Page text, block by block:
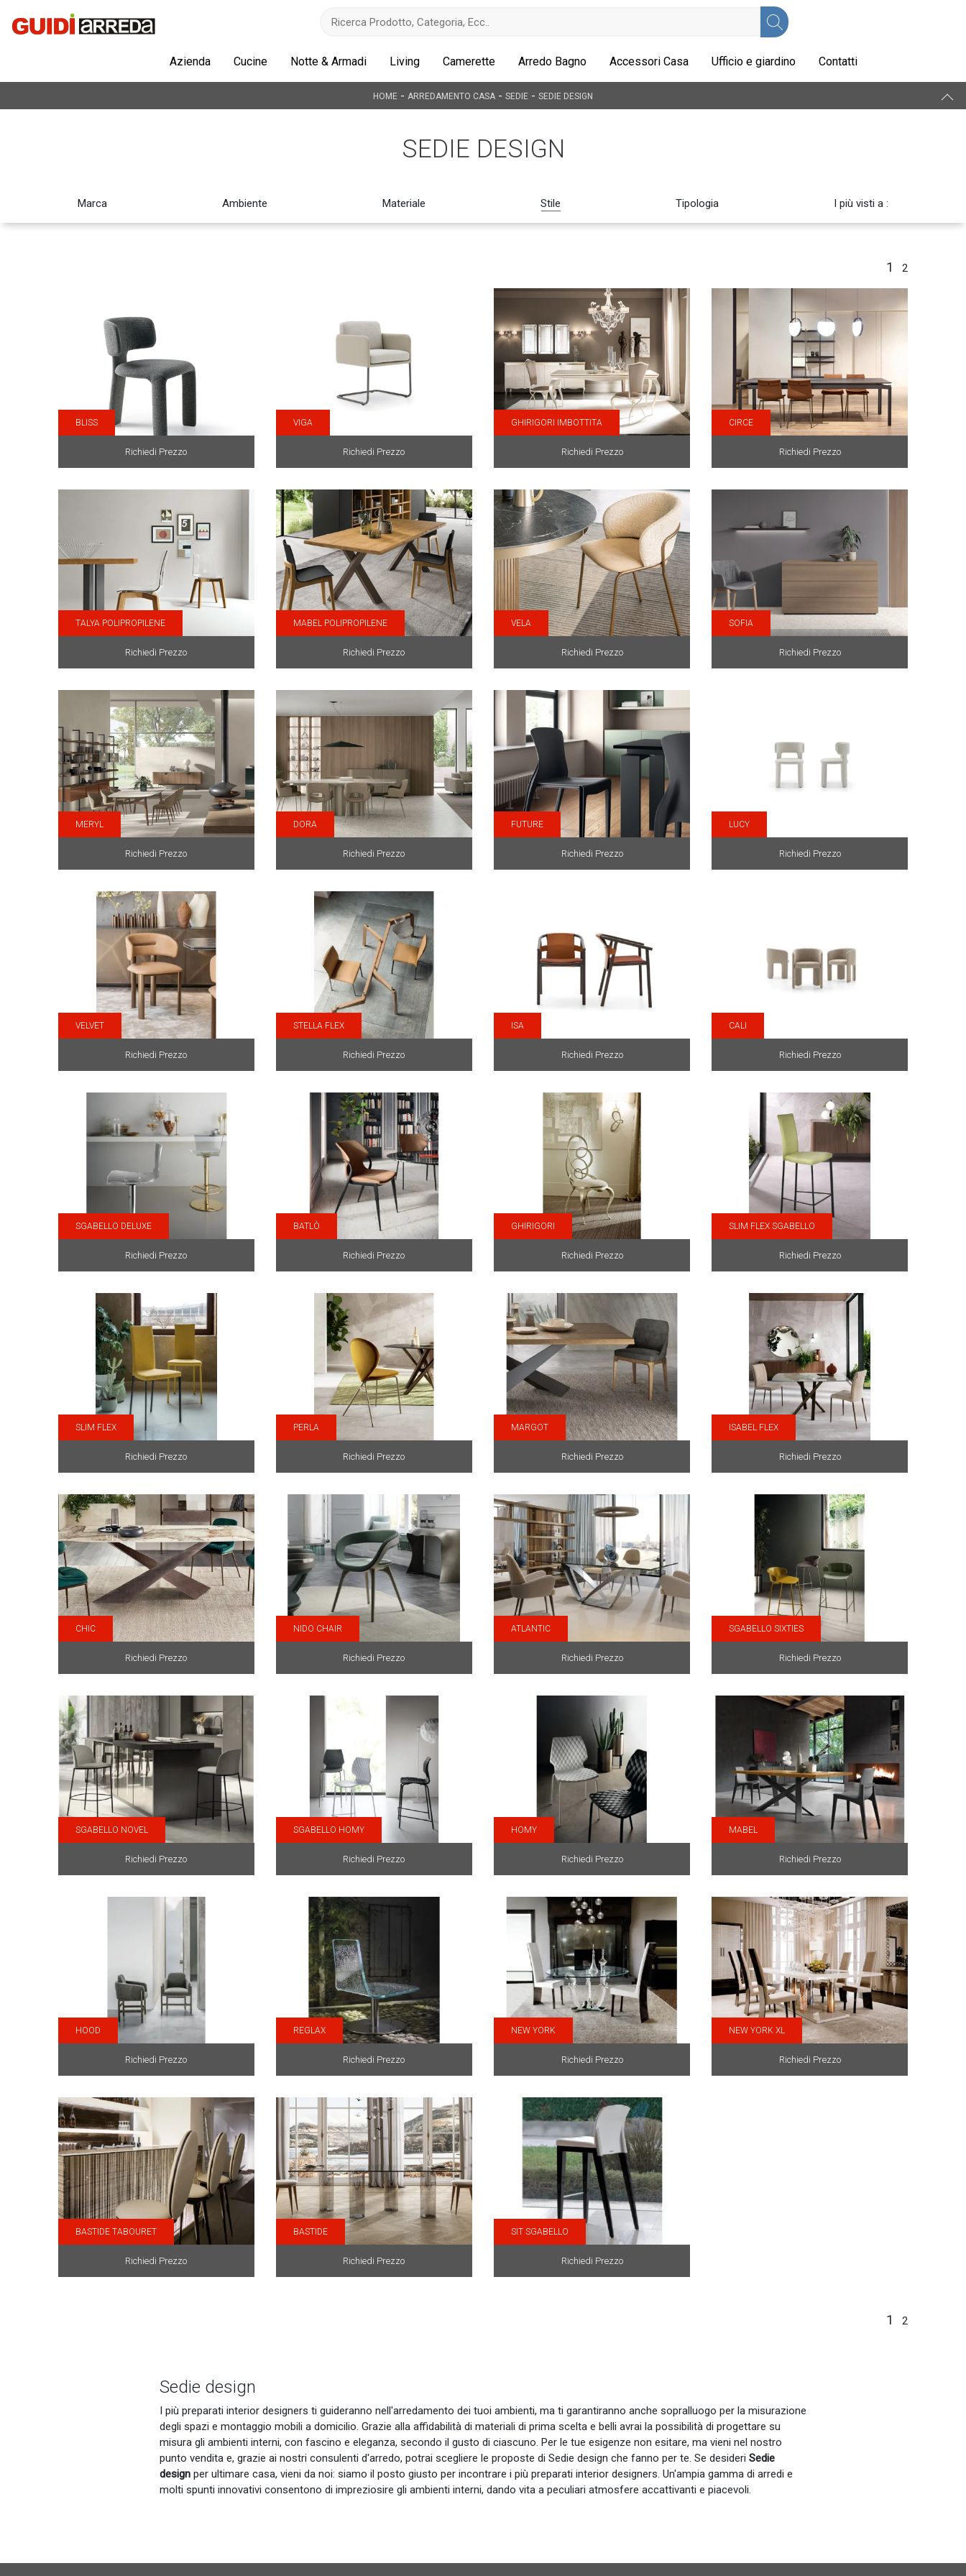
Azienda Cucine Notte & Armadi Living Camerette Arredo Bagno Accessori Casa Ufficio e giardino Contatti
HOME - ARREDAMENTO CASA - SEDIE - SEDIE DESIGN
SEDIE DESIGN
Marca Ambiente Materiale Stile Tipologia I più visti a :
1 2
BLISS
Richiedi Prezzo
VIGA
Richiedi Prezzo
GHIRIGORI IMBOTTITA
Richiedi Prezzo
CIRCE
Richiedi Prezzo
TALYA POLIPROPILENE
Richiedi Prezzo
MABEL POLIPROPILENE
Richiedi Prezzo
VELA
Richiedi Prezzo
SOFIA
Richiedi Prezzo
MERYL
Richiedi Prezzo
DORA
Richiedi Prezzo
FUTURE
Richiedi Prezzo
LUCY
Richiedi Prezzo
VELVET
Richiedi Prezzo
STELLA FLEX
Richiedi Prezzo
ISA
Richiedi Prezzo
CALI
Richiedi Prezzo
SGABELLO DELUXE
Richiedi Prezzo
BATLÒ
Richiedi Prezzo
GHIRIGORI
Richiedi Prezzo
SLIM FLEX SGABELLO
Richiedi Prezzo
SLIM FLEX
Richiedi Prezzo
PERLA
Richiedi Prezzo
MARGOT
Richiedi Prezzo
ISABEL FLEX
Richiedi Prezzo
CHIC
Richiedi Prezzo
NIDO CHAIR
Richiedi Prezzo
ATLANTIC
Richiedi Prezzo
SGABELLO SIXTIES
Richiedi Prezzo
SGABELLO NOVEL
Richiedi Prezzo
SGABELLO HOMY
Richiedi Prezzo
HOMY
Richiedi Prezzo
MABEL
Richiedi Prezzo
HOOD
Richiedi Prezzo
REGLAX
Richiedi Prezzo
NEW YORK
Richiedi Prezzo
NEW YORK XL
Richiedi Prezzo
BASTIDE TABOURET
Richiedi Prezzo
BASTIDE
Richiedi Prezzo
SIT SGABELLO
Richiedi Prezzo
1 2
Sedie design
I più preparati interior designers ti guideranno nell'arredamento dei tuoi ambienti, ma ti garantiranno anche sopralluogo per la misurazione
degli spazi e montaggio mobili a domicilio. Grazie alla affidabilità di materiali di prima scelta e belli avrai la possibilità di progettare su
misura gli ambienti interni, con fascino e eleganza, secondo il gusto di ciascuno. Per le tue esigenze non esitare, ma vieni nel nostro
punto vendita e, grazie ai nostri consulenti d'arredo, potrai scegliere le proposte di Sedie design che fanno per te. Se desideri Sedie
design per ultimare casa, vieni da noi: siamo il posto giusto per incontrare i più preparati interior designers. Un'ampia gamma di arredi e
molti spunti innovativi consentono di impreziosire gli ambienti interni, dando vita a peculiari atmosfere accattivanti e piacevoli.